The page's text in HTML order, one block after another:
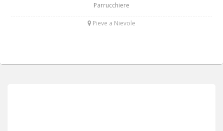
Parrucchiere
Pieve a Nievole